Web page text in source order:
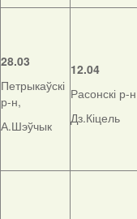
28.03
Петрыкаўскі
р-н,
А.Шэўчык
12.04
Расонскі р-
Дз.Кіцель